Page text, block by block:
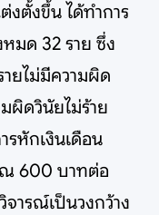
งตั้งขึ้น ได้ทำการ
มด 32 ราย ซึ่ง
ยไม่มีความผิด
ผิดวินัยไม่ร้าย
รหักเงินเดือน
ณ 600 บาทต่อ
ารณ์เป็นวงกว้าง